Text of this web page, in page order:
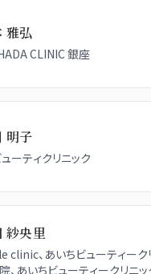
雅弘
CLINIC 銀座
明子
ーティクリニック
紗央里
clinic、あいちビューティーク
、あいちビューティークリニッ